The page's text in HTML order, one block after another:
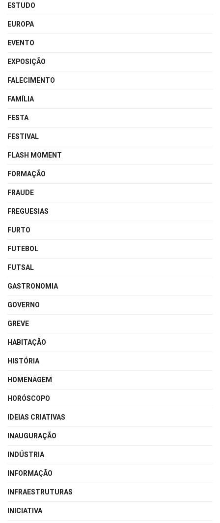
ESTUDO
EUROPA
EVENTO
EXPOSIÇÃO
FALECIMENTO
FAMÍLIA
FESTA
FESTIVAL
FLASH MOMENT
FORMAÇÃO
FRAUDE
FREGUESIAS
FURTO
FUTEBOL
FUTSAL
GASTRONOMIA
GOVERNO
GREVE
HABITAÇÃO
HISTÓRIA
HOMENAGEM
HORÓSCOPO
IDEIAS CRIATIVAS
INAUGURAÇÃO
INDÚSTRIA
INFORMAÇÃO
INFRAESTRUTURAS
INICIATIVA